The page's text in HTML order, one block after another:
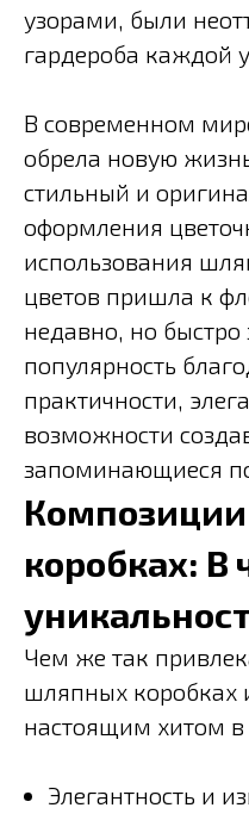
узорами, были
гардероба каждой
В современном
обрела новую
стильный и
оформления
использования
цветов пришла к
недавно, но быстро
популярность
практичности,
возможности
запоминающиеся
коробках: В
Чем же так
шляпных коробках
настоящим хитом
Элегантность и